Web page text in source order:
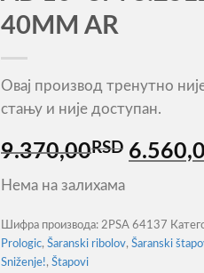
40MM AR
Овај производ тренутно
стању и није доступан.
9.370,00RSD
била:
Нема на залихама
Шифра производа: 2PSA 64137
Prologic, Šaranski ribolov, Šaranski
Sniženje!, Štapovi